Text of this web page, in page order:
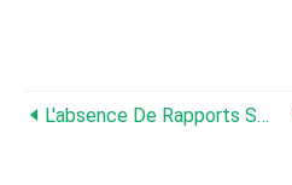
L'absence De Rapports Sur L'irrigation Laisse Un Avenir Incertain Pour Les Eaux Souterraines De L'Illinois